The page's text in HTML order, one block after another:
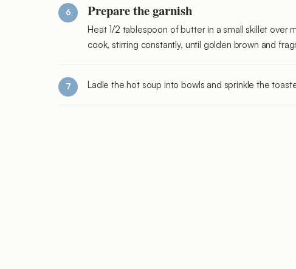
Prepare the garnish
Heat 1/2 tablespoon of butter in a small skillet
cook, stirring constantly, until golden brown and
Ladle the hot soup into bowls and sprinkle the